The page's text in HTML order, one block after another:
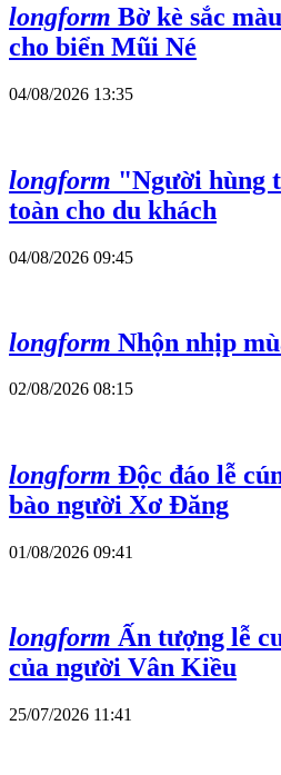
longform Bờ kè sắc
cho biển Mũi Né
04/08/2026 13:35
longform "Người hùng
toàn cho du khách
04/08/2026 09:45
longform Nhộn nhịp
02/08/2026 08:15
longform Độc đáo lễ
bào người Xơ Đăng
01/08/2026 09:41
longform Ấn tượng lễ
của người Vân Kiều
25/07/2026 11:41